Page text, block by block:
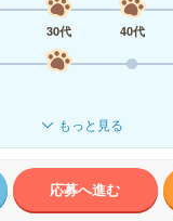
30代 40代
もっと見る
応募へ進む